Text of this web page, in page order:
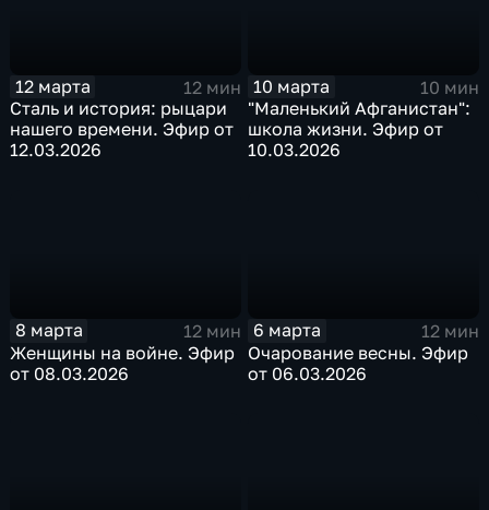
12 марта
12 мин
Сталь и история: рыцари
нашего времени. Эфир от
12.03.2026
10 марта
10 мин
"Маленький Афганистан":
школа жизни. Эфир от
10.03.2026
8 марта
12 мин
Женщины на войне. Эфир
от 08.03.2026
6 марта
12 мин
Очарование весны. Эфир
от 06.03.2026